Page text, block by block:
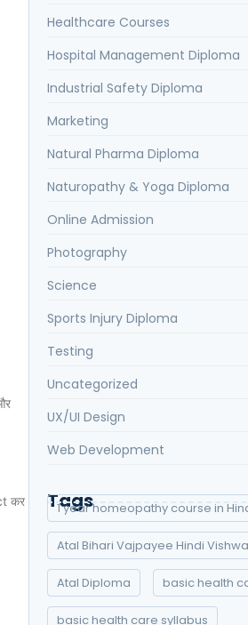
कर
Healthcare Courses
Hospital Management Diploma
Industrial Safety Diploma
Marketing
Natural Pharma Diploma
Naturopathy & Yoga Diploma
Online Admission
Photography
Science
Sports Injury Diploma
Testing
Uncategorized
UX/UI Design
Web Development
Tags
1 year homeopathy course in
Atal Bihari Vajpayee Hindi
Atal Diploma basic health
basic health care syllabus